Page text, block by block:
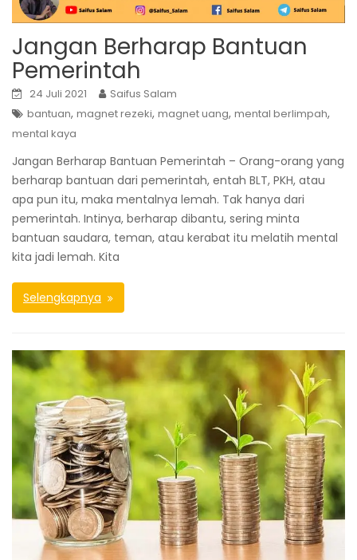
Jangan Berharap Bantuan
Pemerintah
24 Juli 2021
Saifus Salam
bantuan, magnet rezeki, magnet uang, mental berlimpah,
mental kaya
Jangan Berharap Bantuan Pemerintah – Orang-orang yang
berharap bantuan dari pemerintah, entah BLT, PKH, atau
apa pun itu, maka mentalnya lemah. Tak hanya dari
pemerintah. Intinya, berharap dibantu, sering minta
bantuan saudara, teman, atau kerabat itu melatih mental
kita jadi lemah. Kita
Selengkapnya